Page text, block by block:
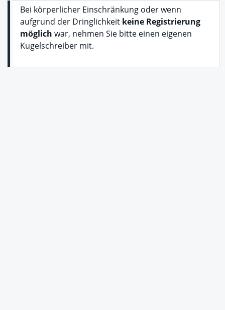
Bei körperlicher Einschränkung oder wenn
aufgrund der Dringlichkeit keine Registrierung
möglich war, nehmen Sie bitte einen eigenen
Kugelschreiber mit.